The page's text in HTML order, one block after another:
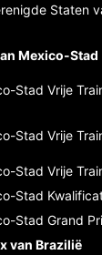
Staten
Mexico-Stad
Stad Vrije
Stad Vrije
Stad Vrije
Stad
Stad Grand
van Brazilië